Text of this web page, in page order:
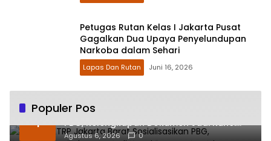
Petugas Rutan Kelas I Jakarta Pusat
Gagalkan Dua Upaya Penyelundupan
Narkoba dalam Sehari
Lapas Dan Rutan Juni 16, 2026
Populer Pos
1
Sudin CKTRP Jakarta Barat Sosialisasikan
PBG, Kelengkapan Dokumen Jadi Kunci
Percepatan Izin
Agustus 6, 2026 0